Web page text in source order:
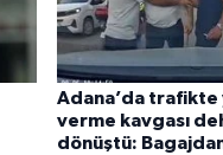
Adana’da trafikte
verme kavgası
dönüştü: